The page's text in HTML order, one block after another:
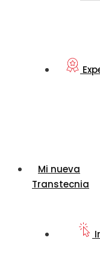
Mi nueva
Transtecnia